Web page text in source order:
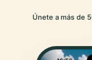
Únete a más de